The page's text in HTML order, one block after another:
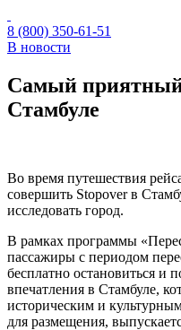
8 (800) 350-61-51
В новости
Самый
Стамбуле
Во время путешествия
совершить Stopover в
исследовать город.
В рамках программы
пассажиры с периодом
бесплатно остановиться и
впечатления в Стамбуле,
историческим и
для размещения,